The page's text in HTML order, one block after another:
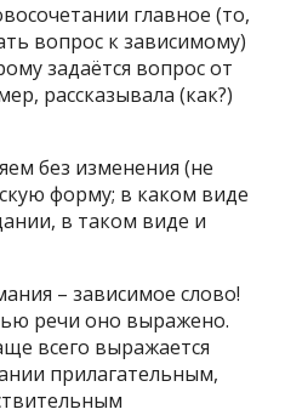
главное (то,
вопрос к зависимому)
задаётся вопрос от
рассказывала (как?)
без изменения (не
форму; в каком виде
в таком виде и
– зависимое слово!
речи оно выражено.
всего выражается
прилагательным,